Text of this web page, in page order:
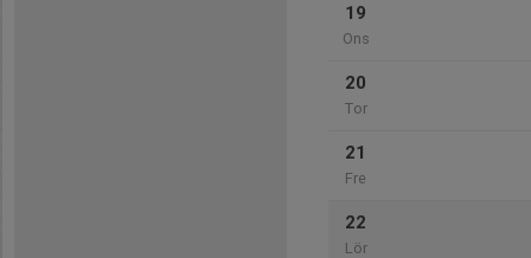
19
Ons
20
Tor
21
Fre
22
Lör